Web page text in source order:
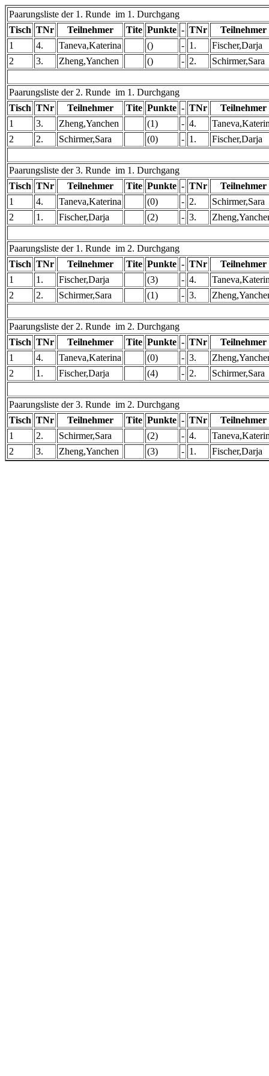
Paarungsliste der 1. Runde im 1. Durchgang
Tisch TNr Teilnehmer Tite Punkte - TNr
Teilnehmer
1
4. Taneva,Katerina () - 1.
Fischer,Darja
2
3. Zheng,Yanchen () - 2. Schirmer,Sara
Paarungsliste der 2. Runde im 1. Durchgang
Tisch TNr Teilnehmer Tite Punkte - TNr
Teilnehmer
1
3. Zheng,Yanchen (1) - 4.
2
2. Schirmer,Sara (0) - 1. Fischer,Darja
Paarungsliste der 3. Runde im 1. Durchgang
Tisch TNr Teilnehmer Tite Punkte - TNr
Teilnehmer
1
4. Taneva,Katerina (0) - 2.
Schirmer,Sara
2
1. Fischer,Darja (2) - 3.
Paarungsliste der 1. Runde im 2. Durchgang
Tisch TNr Teilnehmer Tite Punkte - TNr
Teilnehmer
1
1. Fischer,Darja (3) - 4.
2
2. Schirmer,Sara (1) - 3.
Paarungsliste der 2. Runde im 2. Durchgang
Tisch TNr Teilnehmer Tite Punkte - TNr
Teilnehmer
1
4. Taneva,Katerina (0) - 3.
2
1. Fischer,Darja (4) - 2. Schirmer,Sara
Paarungsliste der 3. Runde im 2. Durchgang
Tisch TNr Teilnehmer Tite Punkte - TNr
Teilnehmer
1
2. Schirmer,Sara (2) - 4.
2
3. Zheng,Yanchen (3) - 1. Fischer,Darja